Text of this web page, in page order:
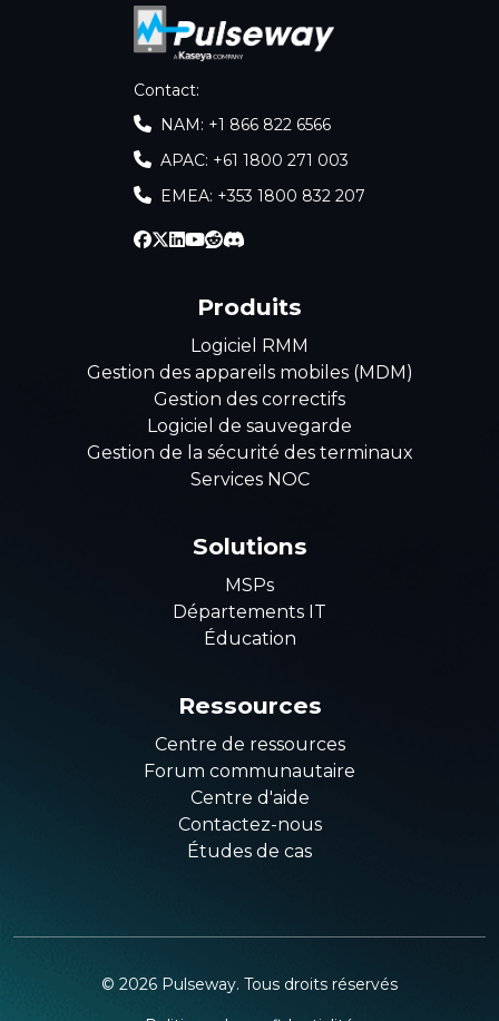
Contact:
NAM: +1 866 822 6566
APAC: +61 1800 271 003
EMEA: +353 1800 832 207
Produits
Logiciel RMM
Gestion des appareils mobiles (MDM)
Gestion des correctifs
Logiciel de sauvegarde
Gestion de la sécurité des terminaux
Services NOC
Solutions
MSPs
Départements IT
Éducation
Ressources
Centre de ressources
Forum communautaire
Centre d'aide
Contactez-nous
Études de cas
© 2026 Pulseway. Tous droits réservés